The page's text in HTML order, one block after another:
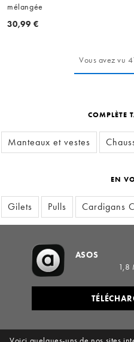
mélangée
30,99 €
Vous avez vu
COMPLÈTE
Manteaux et vestes
EN
Gilets Pulls Cardigans
ASOS
1,8